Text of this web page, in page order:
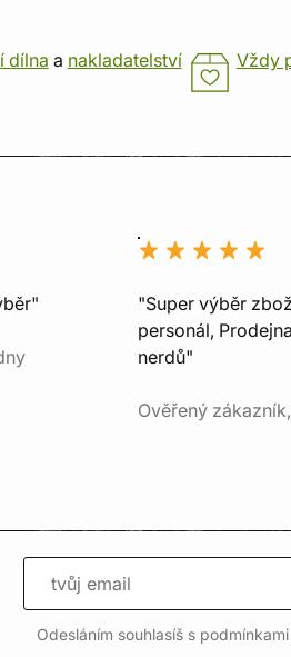
dílna a nakladatelství Vždy
"Super výběr
personál,
nerdů"
Ověřený
Odesláním souhlasíš s